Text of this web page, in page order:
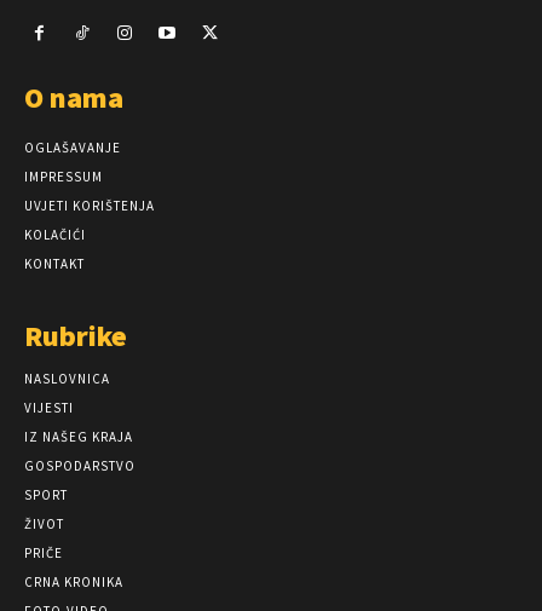
O nama
OGLAŠAVANJE
IMPRESSUM
UVJETI KORIŠTENJA
KOLAČIĆI
KONTAKT
Rubrike
NASLOVNICA
VIJESTI
IZ NAŠEG KRAJA
GOSPODARSTVO
SPORT
ŽIVOT
PRIČE
CRNA KRONIKA